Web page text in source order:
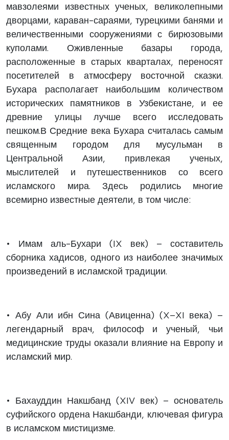
мавзолеями известных ученых, великолепными
дворцами, караван-сараями, турецкими банями и
величественными сооружениями с бирюзовыми
куполами. Оживленные базары города,
расположенные в старых кварталах, переносят
посетителей в атмосферу восточной сказки.
Бухара располагает наибольшим количеством
исторических памятников в Узбекистане, и ее
древние улицы лучше всего исследовать
пешком.В Средние века Бухара считалась самым
священным городом для мусульман в
Центральной Азии, привлекая ученых,
мыслителей и путешественников со всего
исламского мира. Здесь родились многие
всемирно известные деятели, в том числе:
• Имам аль-Бухари (IX век) – составитель
сборника хадисов, одного из наиболее значимых
произведений в исламской традиции.
• Абу Али ибн Сина (Авиценна) (X–XI века) –
легендарный врач, философ и ученый, чьи
медицинские труды оказали влияние на Европу и
исламский мир.
• Бахауддин Накшбанд (XIV век) – основатель
суфийского ордена Накшбанди, ключевая фигура
в исламском мистицизме.